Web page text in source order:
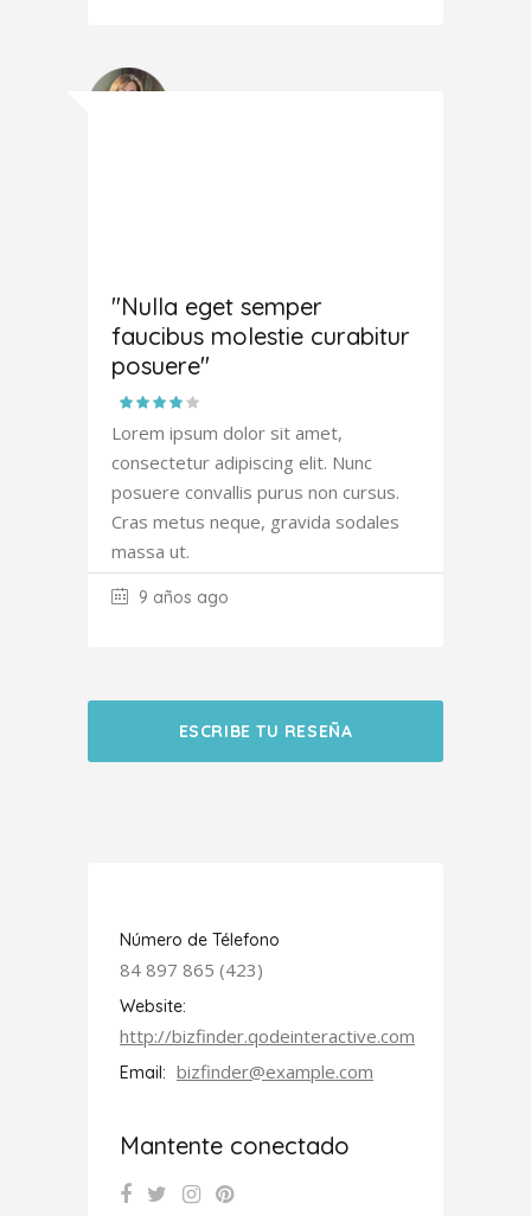
"Nulla eget semper
faucibus molestie curabitur
posuere"
Lorem ipsum dolor sit amet,
consectetur adipiscing elit. Nunc
posuere convallis purus non cursus.
Cras metus neque, gravida sodales
massa ut.
9 años ago
ESCRIBE TU RESEÑA
Número de Télefono
84 897 865 (423)
Website:
http://bizfinder.qodeinteractive.com
Email: bizfinder@example.com
Mantente conectado